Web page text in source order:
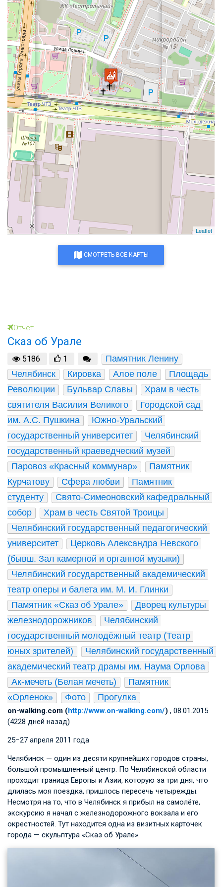
Leaflet
СМОТРЕТЬ ВСЕ КАРТЫ
Отчет
Сказ об Урале
5186 1
Памятник Ленину
Челябинск
Кировка Алое поле
Площадь
Революции
Бульвар Славы
Храм в честь
святителя Василия Великого
Городской сад
им. А.С. Пушкина
Южно-Уральский
государственный университет
Челябинский
государственный краеведческий музей
Паровоз «Красный коммунар»
Памятник
Курчатову
Сфера любви
Памятник
студенту
Свято-Симеоновский кафедральный
собор
Храм в честь Святой Троицы
Челябинский государственный педагогический
университет
Церковь Александра Невского
(бывш. Зал камерной и органной музыки)
Челябинский государственный академический
театр оперы и балета им. М. И. Глинки
Памятник «Сказ об Урале»
Дворец культуры
железнодорожников
Челябинский
государственный молодёжный театр (Театр
юных зрителей)
Челябинский государственный
академический театр драмы им. Наума Орлова
Ак-мечеть (Белая мечеть)
Памятник
«Орленок»
Фото Прогулка
on-walking.com (http://www.on-walking.com/) , 08.01.2015
(4228 дней назад)
25−27 апреля 2011 года
Челябинск — один из десяти крупнейших городов страны,
большой промышленный центр. По Челябинской области
проходит граница Европы и Азии, которую за три дня, что
длилась моя поездка, пришлось пересечь четырежды.
Несмотря на то, что в Челябинск я прибыл на самолёте,
экскурсию я начал с железнодорожного вокзала и его
окрестностей. Тут находится одна из визитных карточек
города — скульптура «Сказ об Урале».